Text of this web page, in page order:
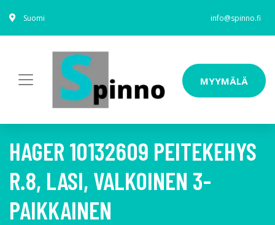
Suomi info@spinno.fi
MYYMÄLÄ
HAGER 10132609 PEITEKEHYS
R.8, LASI, VALKOINEN 3-
PAIKKAINEN